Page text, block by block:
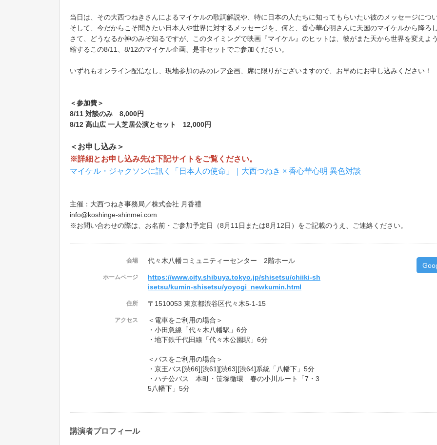
当日は、その大西つねきさんによるマイケルの歌詞解説や、特に日本の人たちに知ってもらいたい彼のメッセージにつ
そして、今だからこそ聞きたい日本人や世界に対するメッセージを、何と、香心華心明さんに天国のマイケルから降ろ
さて、どうなるか神のみぞ知るですが、このタイミングで映画『マイケル』のヒットは、彼がまた天から世界を変えよ
縮するこの8/11、8/12のマイケル企画、是非セットでご参加ください。
いずれもオンライン配信なし、現地参加のみのレア企画、席に限りがございますので、お早めにお申し込みください！
＜参加費＞
8/11 対談のみ 8,000円
8/12 高山広 一人芝居公演とセット 12,000円
＜お申し込み＞
※詳細とお申し込み先は下記サイトをご覧ください。
マイケル・ジャクソンに訊く「日本人の使命」｜大西つねき × 香心華心明 異色対談
主催：大西つねき事務局／株式会社 月香禮
info@koshinge-shinmei.com
※お問い合わせの際は、お名前・ご参加予定日（8月11日または8月12日）をご記載のうえ、ご連絡ください。
会場 代々木八幡コミュニティーセンター 2階ホール
ホームページ
https://www.city.shibuya.tokyo.jp/shisetsu/chiiki-sh
isetsu/kumin-shisetsu/yoyogi_newkumin.html
住所 〒1510053 東京都渋谷区代々木5-1-15
アクセス
＜電車をご利用の場合＞
・小田急線「代々木八幡駅」6分
・地下鉄千代田線「代々木公園駅」6分
＜バスをご利用の場合＞
・京王バス[渋66][渋61][渋63][渋64]系統「八幡下」5分
・ハチ公バス 本町・笹塚循環 春の小川ルート「7・3
5八幡下」5分
講演者プロフィール